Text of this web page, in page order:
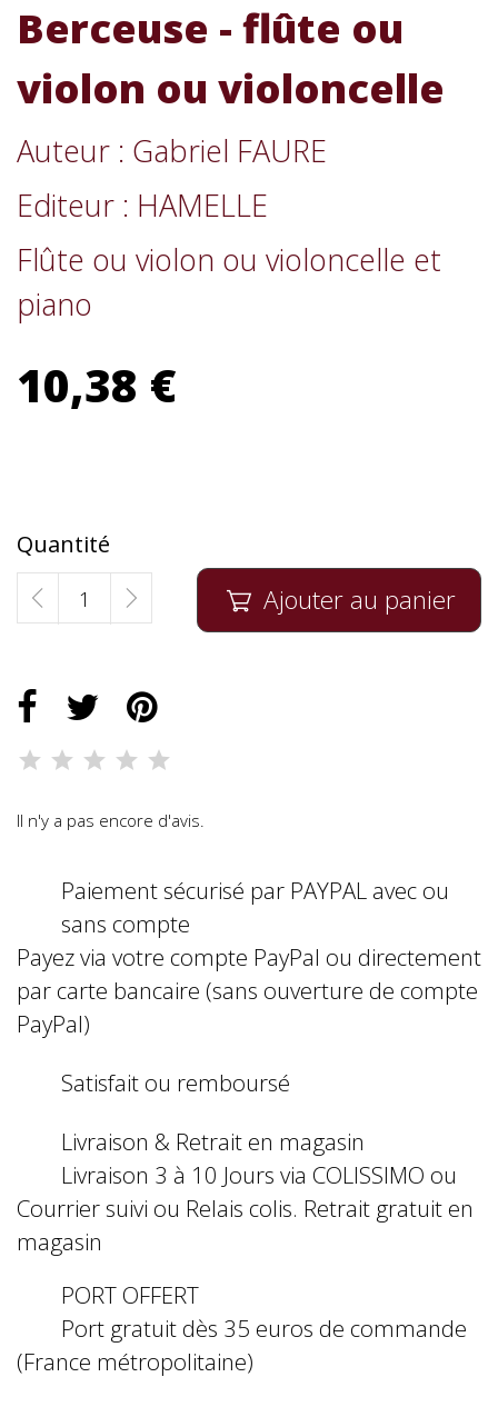
Berceuse - flûte ou
violon ou violoncelle
Auteur : Gabriel FAURE
Editeur : HAMELLE
Flûte ou violon ou violoncelle et
piano
10,38 €
Quantité
 Ajouter au panier
Il n'y a pas encore d'avis.
Paiement sécurisé par PAYPAL avec ou
sans compte
Payez via votre compte PayPal ou directement
par carte bancaire (sans ouverture de compte
PayPal)
Satisfait ou remboursé
Livraison & Retrait en magasin
Livraison 3 à 10 Jours via COLISSIMO ou
Courrier suivi ou Relais colis. Retrait gratuit en
magasin
PORT OFFERT
Port gratuit dès 35 euros de commande
(France métropolitaine)